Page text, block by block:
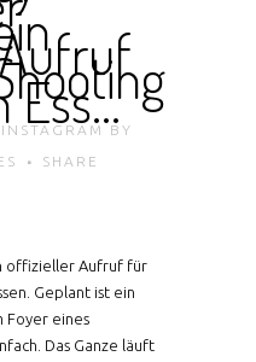
Ess…
INSTAGRAM
BY
SHARE
offizieller Aufruf für
Geplant ist ein
Foyer eines
Das Ganze läuft